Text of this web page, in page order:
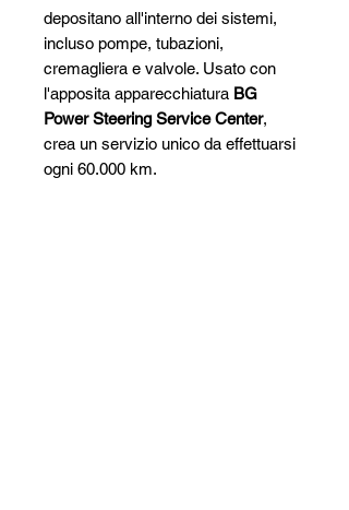
depositano all'interno dei sistemi,
incluso pompe, tubazioni,
cremagliera e valvole. Usato con
l'apposita apparecchiatura BG
Power Steering Service Center,
crea un servizio unico da effettuarsi
ogni 60.000 km.